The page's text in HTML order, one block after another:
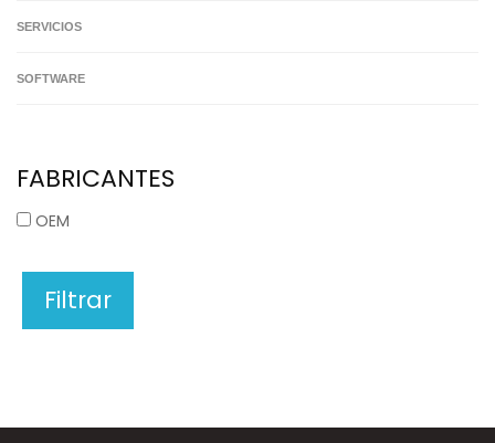
SERVICIOS
SOFTWARE
FABRICANTES
OEM
Filtrar